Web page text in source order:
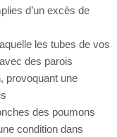
d’un excès de
les tubes de vos
des parois
provoquant une
des poumons
condition dans